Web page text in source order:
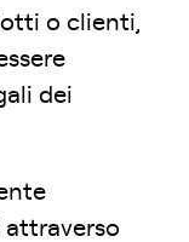
o clienti,
dei